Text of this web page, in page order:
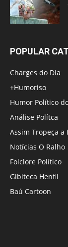
POPULAR
Charges do Dia
+Humoriso
Humor Político
Análise Polítca
Assim Tropeça
Notícias O Ralho
Folclore Político
Gibiteca Henfil
Baú Cartoon